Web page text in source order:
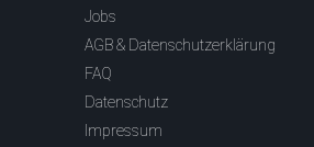
Jobs
AGB & Datenschutzerklärung
FAQ
Datenschutz
Impressum